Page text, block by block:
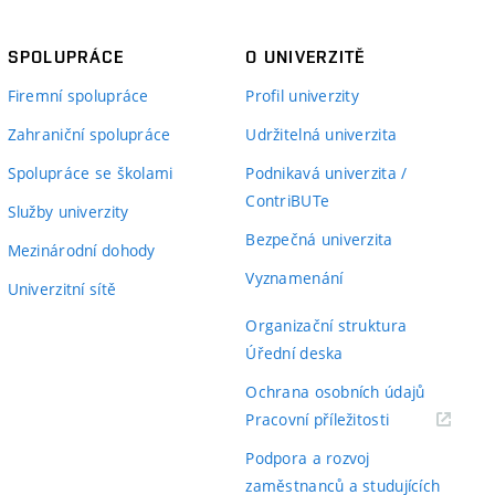
SPOLUPRÁCE
Firemní spolupráce
Zahraniční spolupráce
Spolupráce se školami
Služby univerzity
Mezinárodní dohody
Univerzitní sítě
O UNIVERZITĚ
Profil univerzity
Udržitelná univerzita
Podnikavá univerzita /
ContriBUTe
Bezpečná univerzita
Vyznamenání
Organizační struktura
Úřední deska
Ochrana osobních údajů
Pracovní příležitosti(externí
Podpora a rozvoj
zaměstnanců a studujících